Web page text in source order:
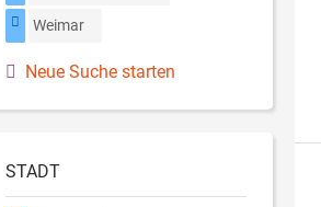
Weimar
Neue Suche starten
STADT